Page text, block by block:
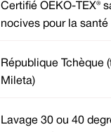
Certifié OEKO-TEX®
nocives pour la santé
République Tchèque
Mileta)
Lavage 30 ou 40